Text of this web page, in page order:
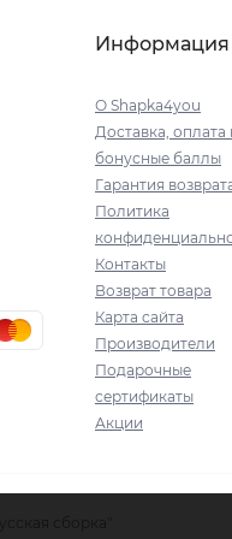
Информация
О Shapka4you
Доставка, оплата
бонусные баллы
Гарантия
Политика
Контакты
Возврат товара
Карта сайта
Производители
Подарочные
сертификаты
Акции